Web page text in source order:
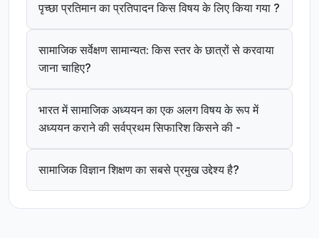
पृच्छा प्रतिमान का प्रतिपादन किस विषय के लिए किया गया ?
सामाजिक सर्वेक्षण सामान्यत: किस स्तर के छात्रों से करवाया
जाना चाहिए?
भारत में सामाजिक अध्ययन का एक अलग विषय के रूप में
अध्ययन कराने की सर्वप्रथम सिफारिश किसने की -
सामाजिक विज्ञान शिक्षण का सबसे प्रमुख उद्देश्य है?